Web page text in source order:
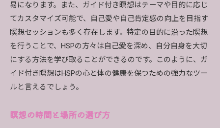
易になります。また、ガイド付き瞑想はテーマや目的に応じ
てカスタマイズ可能で、自己愛や自己肯定感の向上を目指す
瞑想セッションも多く存在します。特定の目的に沿った瞑想
を行うことで、HSPの方々は自己愛を深め、自分自身を大切
にする方法を学び取ることができるのです。このように、ガ
イド付き瞑想はHSPの心と体の健康を保つための強力なツー
ルと言えるでしょう。
瞑想の時間と場所の選び方